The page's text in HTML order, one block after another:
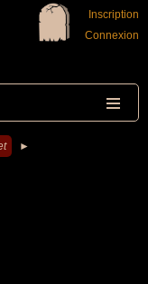
Inscription
Connexion
►